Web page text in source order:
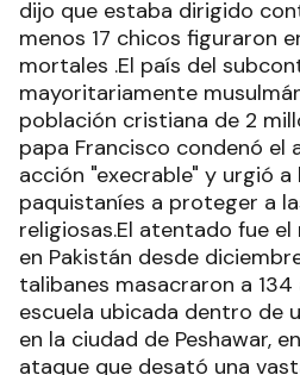
dijo que estaba dirigido
menos 17 chicos figuraron
mortales .El país del
mayoritariamente
población cristiana de 2
papa Francisco condenó el
acción "execrable" y urgió
paquistaníes a proteger a
religiosas.El atentado fue
en Pakistán desde
talibanes masacraron a 134
escuela ubicada dentro de
en la ciudad de Peshawar,
ataque que desató una